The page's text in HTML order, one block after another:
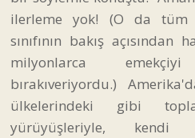
ilerleme yok! (O da
sınıfının bakış
milyonlarca
bırakıveriyordu.)
ülkelerindeki gibi
yürüyüşleriyle, kendi